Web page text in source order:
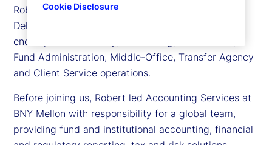
Robert Feighan is chief operating officer for Global
Delivery at State Street. Global Delivery
encompasses Custody, Accounting, Alternatives,
Fund Administration, Middle-Office, Transfer Agency
and Client Service operations.
Before joining us, Robert led Accounting Services at
BNY Mellon with responsibility for a global team,
providing fund and institutional accounting, financial
Cookie Disclosure